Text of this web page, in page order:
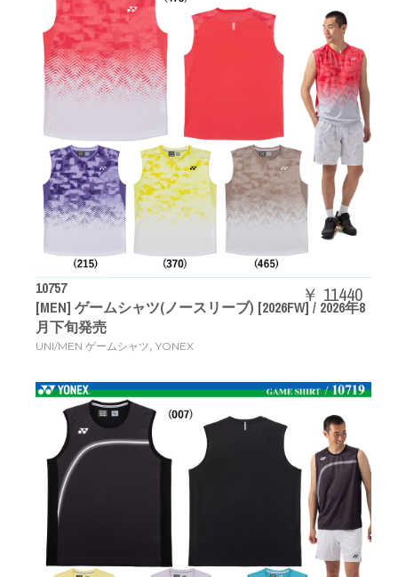
10757
[MEN] ゲームシャツ(ノースリーブ) [2026FW] / 2026年8
月下旬発売
UNI/MEN ゲームシャツ, YONEX
￥ 11440